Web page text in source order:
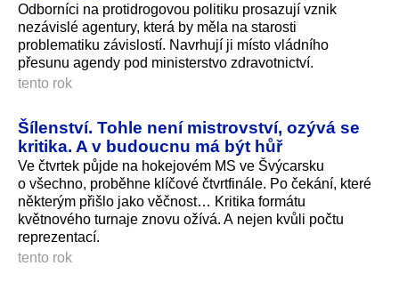
Odborníci na protidrogovou politiku prosazují vznik
nezávislé agentury, která by měla na starosti
problematiku závislostí. Navrhují ji místo vládního
přesunu agendy pod ministerstvo zdravotnictví.
tento rok
Šílenství. Tohle není mistrovství, ozývá se
kritika. A v budoucnu má být hůř
Ve čtvrtek půjde na hokejovém MS ve Švýcarsku
o všechno, proběhne klíčové čtvrtfinále. Po čekání, které
některým přišlo jako věčnost… Kritika formátu
květnového turnaje znovu ožívá. A nejen kvůli počtu
reprezentací.
tento rok